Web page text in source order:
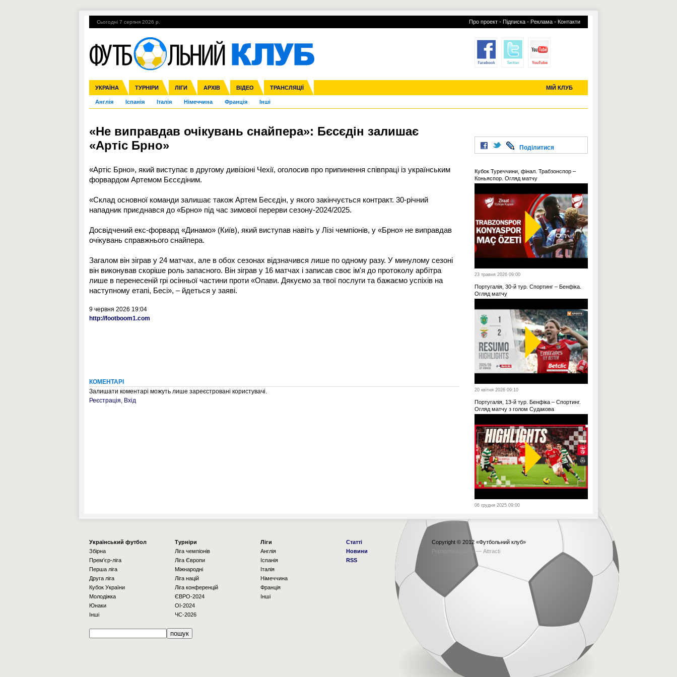
Сьогодні 7 серпня 2026 р. Про проект - Підписка - Реклама - Контакти
УКРАЇНА ТУРНІРИ ЛІГИ АРХІВ ВІДЕО ТРАНСЛЯЦІЇ МІЙ КЛУБ
Збірна Прем'єр-ліга Перша ліга Друга ліга Кубок України Молодіжка
Ліга чемпіонів Ліга Європи Міжнародні Ліга націй Ліга конференцій
Англія Іспанія Італія Німеччина Франція Інші
ЧС-2014 ЄВРО-2016 Росія Кубок конфедерацій ЧЄ-2015 (U-21)
Гарячі теми УПЛ, 1-й тур ВІЙНА УПЛ-ПЕРЕХОДИ УСІ ТРАНСФЕРИ
«Не виправдав очікувань снайпера»: Бєсєдін залишає
«Артіс Брно»
«Артіс Брно», який виступає в другому дивізіоні Чехії, оголосив про припинення співпраці із українським
форвардом Артемом Бєсєдіним.
«Склад основної команди залишає також Артем Бесєдін, у якого закінчується контракт. 30-річний
нападник приєднався до «Брно» під час зимової перерви сезону-2024/2025.
Досвідчений екс-форвард «Динамо» (Київ), який виступав навіть у Лізі чемпіонів, у «Брно» не виправдав
очікувань справжнього снайпера.
Загалом він зіграв у 24 матчах, але в обох сезонах відзначився лише по одному разу. У минулому сезоні
він виконував скоріше роль запасного. Він зіграв у 16 матчах і записав своє ім'я до протоколу арбітра
лише в перенесеній грі осінньої частини проти «Опави. Дякуємо за твої послуги та бажаємо успіхів на
наступному етапі, Бесі», – йдеться у заяві.
9 червня 2026 19:04
http://footboom1.com
КОМЕНТАРІ
Залишати коментарі можуть лише зареєстровані користувачі.
Реєстрація, Вхід
Поділитися
Кубок Туреччини, фінал. Трабзонспор –
Коньяспор. Огляд матчу
23 травня 2026 09:00
Португалія, 30-й тур. Спортинг – Бенфіка.
Огляд матчу
20 квітня 2026 09:10
Португалія, 13-й тур. Бенфіка – Спортинг.
Огляд матчу з голом Судакова
06 грудня 2025 09:00
Українcький футбол
Збірна
Прем'єр-ліга
Перша ліга
Друга ліга
Кубок України
Молодіжка
Юнаки
Інші
Турніри
Ліга чемпіонів
Ліга Європи
Міжнародні
Ліга націй
Ліга конференцій
ЄВРО-2024
OI-2024
ЧС-2026
Ліги
Англія
Іспанія
Італія
Німеччина
Франція
Інші
Статті
Новини
RSS
Copyright © 2012 «Футбольний клуб»
Рорзробка сайта — Attracti